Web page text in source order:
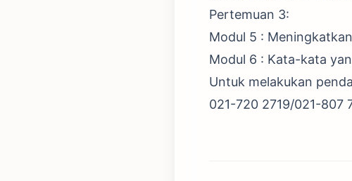
Pertemuan 3:
Modul 5 :
Modul 6 : Kata-kata
Untuk melakukan
021-720 2719/021-807